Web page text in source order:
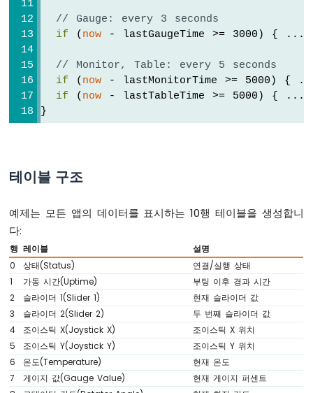
작
니
아
두
이
노
우
노
R4
-
빛
센
서
가
서
// Update table
    bluetoothTable.
sendValueUpdate(
  });
  bluetoothJoystick.
onGetConfig([]() {
    bluetoothJoystick.
  });
  bluetoothTemperature.
    bluetoothTemperature.
  bluetoothPlotter.
onDataRequest
Serial
"Plotter data
  });
// ---- Table callbacks ----
  bluetoothTable.
onDataRequest([]() {
Serial.println("Table data requested"
    bluetoothTable.
sendTableStructure();
    updateAllTableValues();
  });
// Gauge: every 3 seconds
if ( now - lastGaugeTime >= 3000) { ...
// Monitor, Table: every 5 seconds
if ( now - lastMonitorTime >= 5000) {
if ( now - lastTableTime >= 5000) { ...
}
테이블 구조
예제는 모든 앱의 데이터를 표시하는 10행 테이블을 생성합니
다:
행 레이블
설명
0
상태(Status)
연결/실행 상태
1
가동 시간(Uptime)
부팅 이후 경과 시간
2
슬라이더 1(Slider 1)
현재 슬라이더 값
3
슬라이더 2(Slider 2)
두 번째 슬라이더 값
4
조이스틱 X(Joystick X)
조이스틱 X 위치
5
조이스틱 Y(Joystick Y)
조이스틱 Y 위치
6
온도(Temperature)
현재 온도
7
게이지 값(Gauge Value)
현재 게이지 퍼센트